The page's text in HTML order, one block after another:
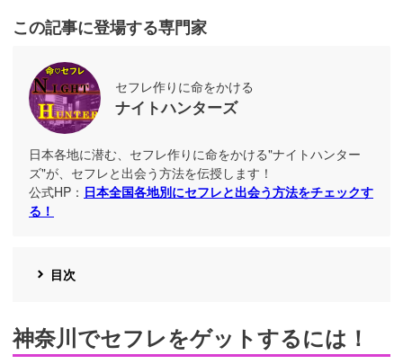
この記事に登場する専門家
セフレ作りに命をかける
ナイトハンターズ
日本各地に潜む、セフレ作りに命をかける"ナイトハンター
ズ"が、セフレと出会う方法を伝授します！
公式HP： 日本全国各地別にセフレと出会う方法をチェックす
る！
目次
神奈川でセフレをゲットするには！